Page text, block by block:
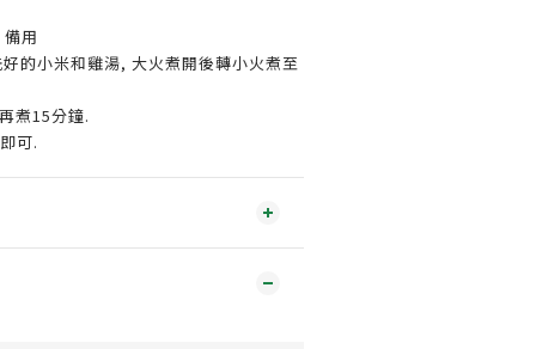
用
的小米和雞湯, 大火煮開後轉小火煮至
煮15分鐘.
可.